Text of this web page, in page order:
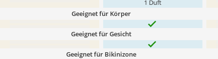
1 Duft
Geeignet für Körper
Geeignet für Gesicht
Geeignet für Bikinizone